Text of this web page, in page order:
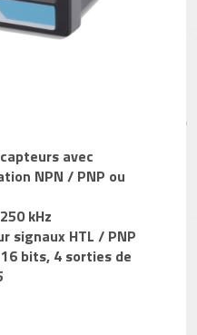
avec
NPN / PNP ou
kHz
signaux HTL / PNP
bits, 4 sorties de